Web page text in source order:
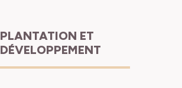
PLANTATION ET
DÉVELOPPEMENT